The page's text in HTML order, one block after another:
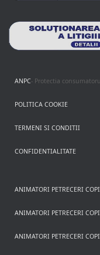
ANPC- Protectia
POLITICA COOKIE
TERMENI SI CONDITII
CONFIDENTIALITATE
ANIMATORI PETRECERI
ANIMATORI PETRECERI
ANIMATORI PETRECERI